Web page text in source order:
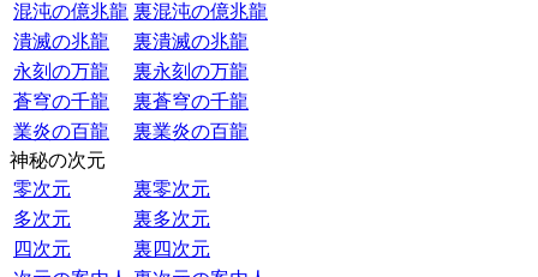
混沌の億兆龍 裏混沌の億兆龍
潰滅の兆龍
裏潰滅の兆龍
永刻の万龍
裏永刻の万龍
蒼穹の千龍
裏蒼穹の千龍
業炎の百龍
裏業炎の百龍
神秘の次元
零次元
裏零次元
多次元
裏多次元
四次元
裏四次元